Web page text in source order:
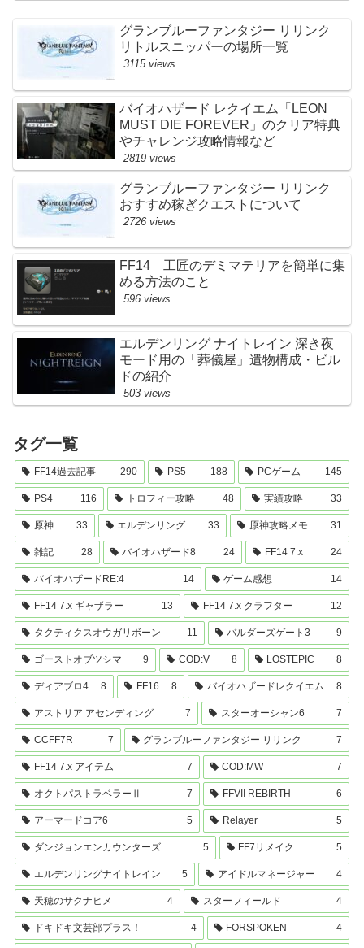
グランブルーファンタジー リリンク
リトルスニッパーの場所一覧
3115 views
バイオハザード レクイエム「LEON
MUST DIE FOREVER」のクリア特典
やチャレンジ攻略情報など
2819 views
グランブルーファンタジー リリンク
おすすめ稼ぎクエストについて
2726 views
FF14 工匠のデミマテリアを簡単に集
める方法のこと
596 views
エルデンリング ナイトレイン 深き夜
モード用の「葬儀屋」遺物構成・ビル
ドの紹介
503 views
タグ一覧
FF14過去記事 290 PS5 188 PCゲーム 145
PS4 116 トロフィー攻略 48 実績攻略 33
原神 33 エルデンリング 33 原神攻略メモ 31
雑記 28 バイオハザード8 24 FF14 7.x 24
バイオハザードRE:4 14 ゲーム感想 14
FF14 7.x ギャザラー 13 FF14 7.x クラフター 12
タクティクスオウガリボーン 11 バルダーズゲート3 9
ゴーストオブツシマ 9 COD:V 8 LOSTEPIC 8
ディアブロ4 8 FF16 8 バイオハザードレクイエム 8
アストリア アセンディング 7 スターオーシャン6 7
CCFF7R 7 グランブルーファンタジー リリンク 7
FF14 7.x アイテム 7 COD:MW 7
オクトパストラベラーⅡ 7 FFVII REBIRTH 6
アーマードコア6 5 Relayer 5
ダンジョンエンカウンターズ 5 FF7リメイク 5
エルデンリングナイトレイン 5 アイドルマネージャー 4
天穂のサクナヒメ 4 スターフィールド 4
ドキドキ文芸部プラス！ 4 FORSPOKEN 4